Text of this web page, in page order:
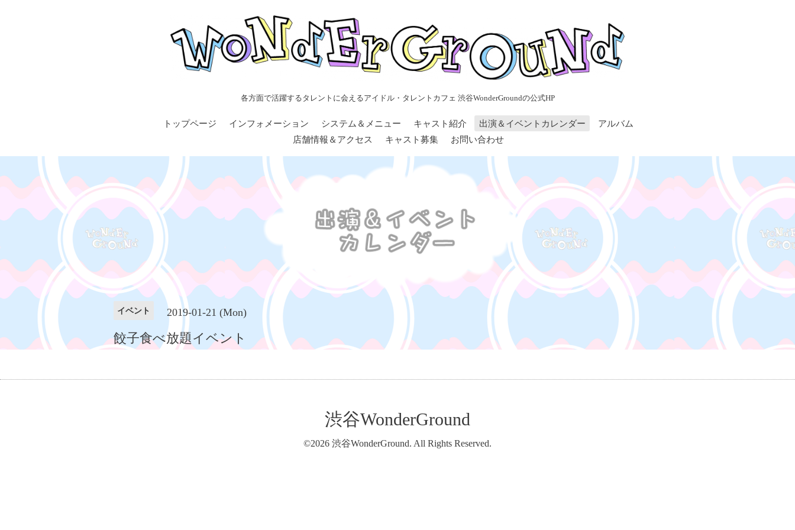
各方面で活躍するタレントに会えるアイドル・タレントカフェ 渋谷WonderGroundの公式HP
トップページ インフォメーション システム＆メニュー キャスト紹介 出演＆イベントカレンダー
アルバム
店舗情報＆アクセス
キャスト募集 お問い合わせ
イベント 2019-01-21 (Mon)
餃子食べ放題イベント
渋谷WonderGround
©2026 渋谷WonderGround. All Rights Reserved.